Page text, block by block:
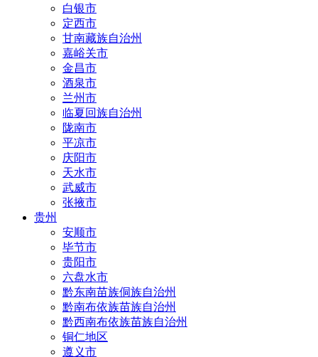
白银市
定西市
甘南藏族自治州
嘉峪关市
金昌市
酒泉市
兰州市
临夏回族自治州
陇南市
平凉市
庆阳市
天水市
武威市
张掖市
贵州
安顺市
毕节市
贵阳市
六盘水市
黔东南苗族侗族自治州
黔南布依族苗族自治州
黔西南布依族苗族自治州
铜仁地区
遵义市